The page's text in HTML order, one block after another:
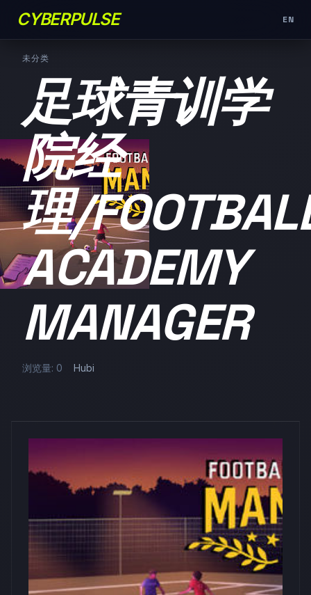
CYBERPULSE EN
未分类
足球青训学
院经
理/
ACADEMY
MANAGER
浏览量: 0 Hubi